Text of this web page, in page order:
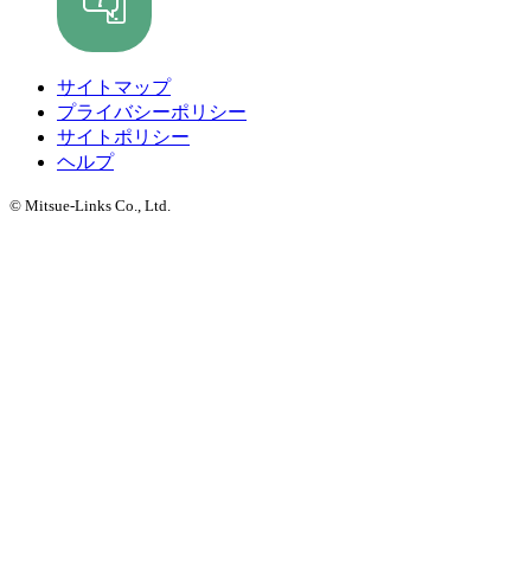
サイトマップ
プライバシーポリシー
サイトポリシー
ヘルプ
© Mitsue-Links Co., Ltd.